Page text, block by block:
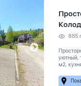
885
уютный,
м2,